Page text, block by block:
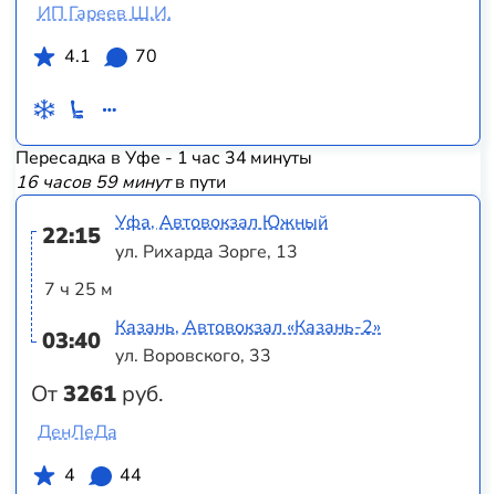
ИП Гареев Ш.И.
4.1
70
Пересадка в Уфе - 1 час 34 минуты
16 часов 59 минутв пути
22:15
7 ч 25 м
03:40
От3261 руб.
Уфа, Автовокзал Южный
ул. Рихарда Зорге, 13
Казань, Автовокзал «‎Казань-2»
ул. Воровского, 33
ДенЛеДа
4
44